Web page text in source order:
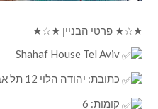
★☆★ פרטי הבניין ★☆★
Shahaf House Tel Aviv
כתובת: יהודה הלוי 12 תל אביב,
קומות: 6